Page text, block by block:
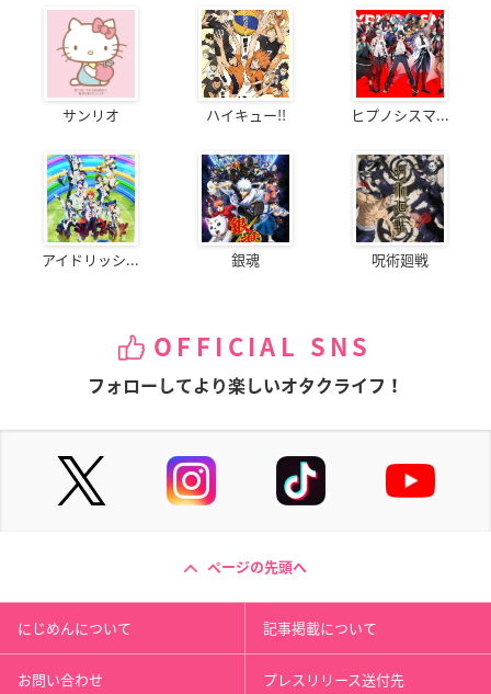
サンリオ ハイキュー!! ヒプノシスマ...
アイドリッシ... 銀魂 呪術廻戦
OFFICIAL SNS
フォローしてより楽しいオタクライフ！
ページの先頭へ
にじめんについて 記事掲載について
お問い合わせ プレスリリース送付先